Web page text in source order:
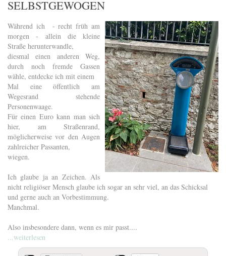
SELBSTGEWOGEN
Während ich - recht früh am
morgen - allein die kleine
Straße herunterwandle,
diesmal einen anderen Weg,
durch noch fremde Gassen
wähle, entdecke ich mit einem
Mal eine öffentlich am
Wegesrand stehende
Personenwaage.
Für einen Euro kann man sich
hier, am Straßenrand,
möglicherweise vor den Augen
zahlreicher Passanten,
wiegen.
Ich glaube ja an Zeichen. Als
nicht religiöser Mensch glaube ich sogar an sehr viel, an das Schicksal
und gerne auch an Vorbestimmung.
Manchmal.
Also insbesondere dann, wenn es mir passt....
...weiterlesen